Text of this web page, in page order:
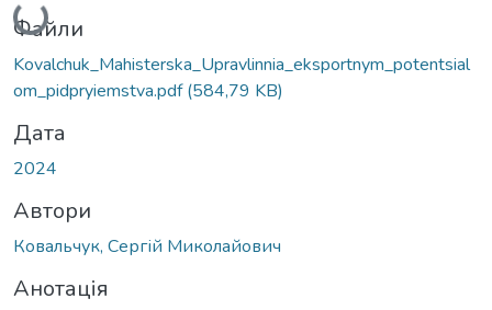
Вантажиться...
Файли
Kovalchuk_Mahisterska_Upravlinnia_eksportnym_potentsial
om_pidpryiemstva.pdf(584,79 KB)
Дата
2024
Автори
Ковальчук, Сергій Миколайович
Анотація